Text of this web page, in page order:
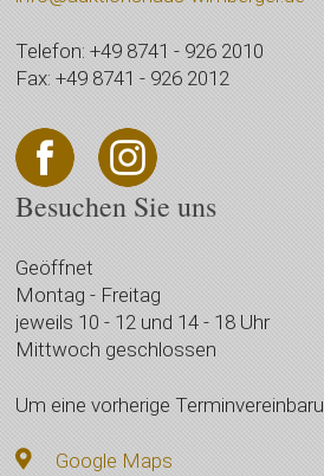
Telefon: +49 8741 - 926 2010
Fax: +49 8741 - 926 2012
Besuchen Sie uns
Geöffnet
Montag - Freitag
jeweils 10 - 12 und 14 - 18 Uhr
Mittwoch geschlossen
Um eine vorherige
Google Maps